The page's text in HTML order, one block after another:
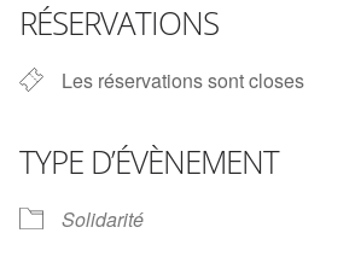
RÉSERVATIONS
Les réservations sont closes
TYPE D’ÉVÈNEMENT
Solidarité